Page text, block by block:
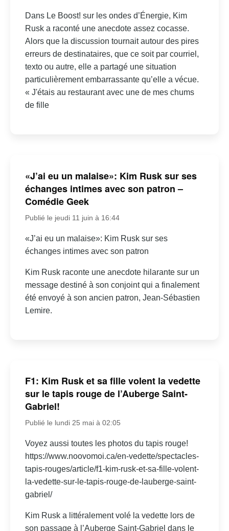
Dans Le Boost! sur les ondes d’Énergie, Kim
Rusk a raconté une anecdote assez cocasse.
Alors que la discussion tournait autour des pires
erreurs de destinataires, que ce soit par courriel,
texto ou autre, elle a partagé une situation
particulièrement embarrassante qu’elle a vécue.
« J'étais au restaurant avec une de mes chums
de fille
«J’ai eu un malaise»: Kim Rusk sur ses
échanges intimes avec son patron –
Comédie Geek
Publié le jeudi 11 juin à 16:44
«J’ai eu un malaise»: Kim Rusk sur ses
échanges intimes avec son patron
Kim Rusk raconte une anecdote hilarante sur un
message destiné à son conjoint qui a finalement
été envoyé à son ancien patron, Jean-Sébastien
Lemire.
F1: Kim Rusk et sa fille volent la vedette
sur le tapis rouge de l’Auberge Saint-
Gabriel!
Publié le lundi 25 mai à 02:05
Voyez aussi toutes les photos du tapis rouge!
https://www.noovomoi.ca/en-vedette/spectacles-
tapis-rouges/article/f1-kim-rusk-et-sa-fille-volent-
la-vedette-sur-le-tapis-rouge-de-lauberge-saint-
gabriel/
Kim Rusk a littéralement volé la vedette lors de
son passage à l’Auberge Saint-Gabriel dans le